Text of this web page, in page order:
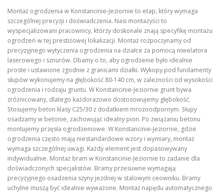
Montaż ogrodzenia w Konstancinie-Jeziornie to etap, który wymaga
szczególnej precyzji i doświadczenia. Nasi montażyści to
wyspecjalizowani pracownicy, którzy doskonale znają specyfikę montażu
ogrodzeń w tej prestiżowej lokalizacji. Montaż rozpoczynamy od
precyzyjnego wytyczenia ogrodzenia na działce za pomocą niwelatora
laserowego i sznurów. Dbamy o to, aby ogrodzenie było idealnie
proste i ustawione zgodnie z granicami działki. Wykopy pod fundamenty
słupów wykonujemy na głębokość 80-140 cm, w zależności od wysokości
ogrodzenia i rodzaju gruntu. W Konstancinie-Jeziornie grunt bywa
zróżnicowany, dlatego każdorazowo dostosowujemy głębokość.
Stosujemy beton klasy C25/30 z dodatkiem mrozoodpornym. Słupy
osadzamy w betonie, zachowując idealny pion. Po związaniu betonu
montujemy przęsła ogrodzeniowe. W Konstancinie-Jeziornie, gdzie
ogrodzenia często mają niestandardowe wzory i wymiary, montaż
wymaga szczególnej uwagi. Każdy element jest dopasowywany
indywidualnie. Montaż bram w Konstancinie-Jeziornie to zadanie dla
doświadczonych specjalistów. Bramy przesuwne wymagają
precyzyjnego osadzenia szyny jezdnej w stalowym ceowniku. Bramy
uchylne muszą być idealnie wyważone. Montaż napędu automatycznego